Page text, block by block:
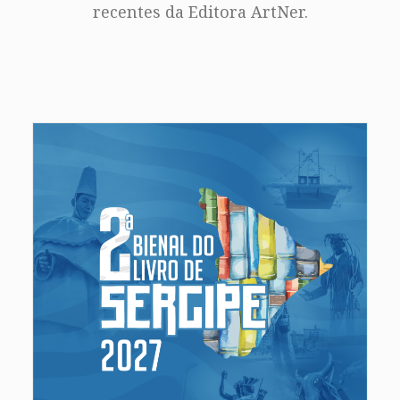
recentes da Editora ArtNer.